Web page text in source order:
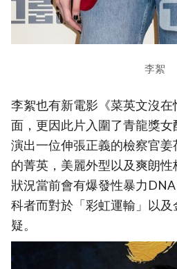
李絮
李絮也有新電影《菜英文沒
面，更因此片入圍了青龍獎
演出一位伸張正義的檢察官
的菁英，美麗外型以及爽朗
狀況當前會有爆發性暴力
科者而對於「彩虹運輸」以
疑。